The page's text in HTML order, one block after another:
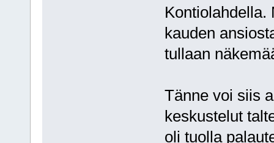
Kontiolahdella.
kauden
tullaan
Tänne voi siis
keskustelut
oli tuolla